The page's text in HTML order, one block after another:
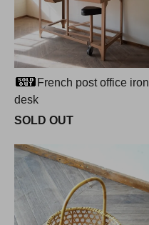
French post office iron
desk
SOLD OUT